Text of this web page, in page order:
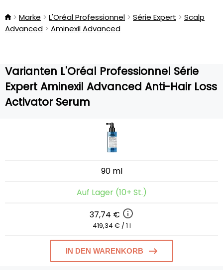
Marke L'Oréal Professionnel Série Expert
Scalp
Advanced
Aminexil Advanced
Varianten L'Oréal Professionnel Série
Expert Aminexil Advanced Anti-Hair Loss
Activator Serum
90 ml
Auf Lager (10+ St.)
37,74 €
419,34 € / 1 l
IN DEN WARENKORB